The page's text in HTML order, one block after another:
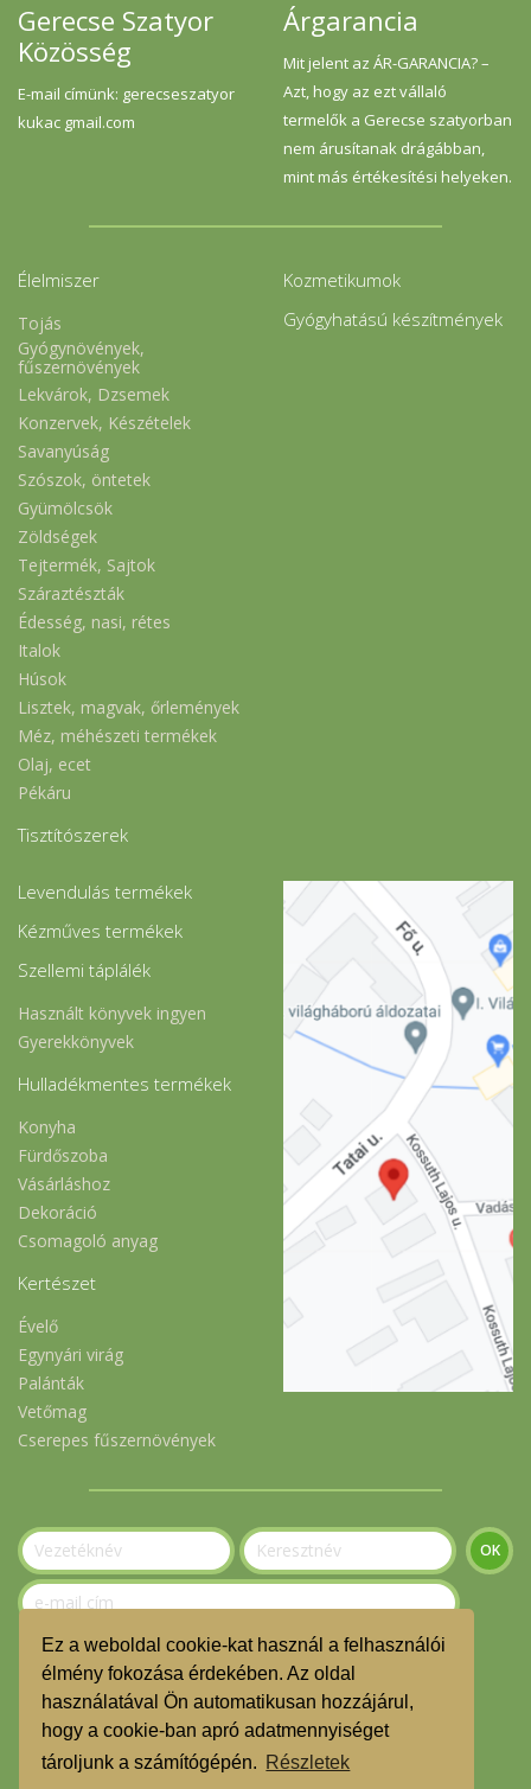
Ez a weboldal cookie-kat használ a felhasználói
élmény fokozása érdekében. Az oldal
használatával Ön automatikusan hozzájárul,
hogy a cookie-ban apró adatmennyiséget
tároljunk a számítógépén. Részletek
Gerecse Szatyor
Közösség
E-mail címünk: gerecseszatyor
kukac gmail.com
Árgarancia
Mit jelent az ÁR-GARANCIA? –
Azt, hogy az ezt vállaló
termelők a Gerecse szatyorban
nem árusítanak drágábban,
mint más értékesítési helyeken.
Élelmiszer
Tojás
Gyógynövények,
fűszernövények
Lekvárok, Dzsemek
Konzervek, Készételek
Savanyúság
Szószok, öntetek
Gyümölcsök
Zöldségek
Tejtermék, Sajtok
Száraztészták
Édesség, nasi, rétes
Italok
Húsok
Lisztek, magvak, őrlemények
Méz, méhészeti termékek
Olaj, ecet
Pékáru
Tisztítószerek
Kozmetikumok
Gyógyhatású készítmények
Levendulás termékek
Kézműves termékek
Szellemi táplálék
Használt könyvek ingyen
Gyerekkönyvek
Hulladékmentes termékek
Konyha
Fürdőszoba
Vásárláshoz
Dekoráció
Csomagoló anyag
Kertészet
Évelő
Egynyári virág
Palánták
Vetőmag
Cserepes fűszernövények
Szeretnék feliratkozni a hírlevélre.
© Gerecse Szatyor Közösség 2023
ÁSZF